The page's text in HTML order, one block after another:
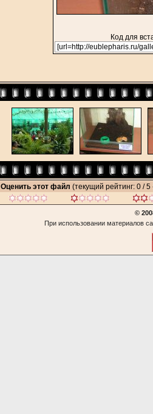
Код для
Оценить этот файл (текущий рейтинг: 0 / 5
©
При использовании материалов